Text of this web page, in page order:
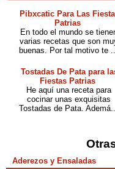
Pibxcatic Para Las
Patrias
En todo el mundo se
varias recetas que son
buenas. Por tal motivo te
Tostadas De Pata para
Fiestas Patrias
He aquí una receta para
cocinar unas exquisitas
Tostadas de Pata.
Aderezos y Ensaladas